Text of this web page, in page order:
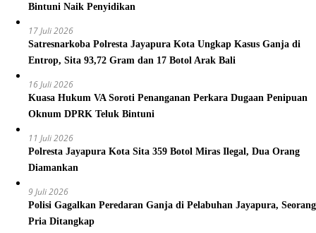
Bintuni Naik Penyidikan
17 Juli 2026
Satresnarkoba Polresta Jayapura Kota Ungkap Kasus Ganja di
Entrop, Sita 93,72 Gram dan 17 Botol Arak Bali
16 Juli 2026
Kuasa Hukum VA Soroti Penanganan Perkara Dugaan Penipuan
Oknum DPRK Teluk Bintuni
11 Juli 2026
Polresta Jayapura Kota Sita 359 Botol Miras Ilegal, Dua Orang
Diamankan
9 Juli 2026
Polisi Gagalkan Peredaran Ganja di Pelabuhan Jayapura, Seorang
Pria Ditangkap